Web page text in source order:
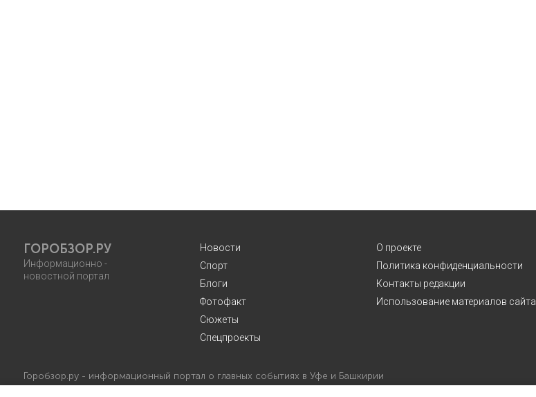
ГОРОБЗОР.РУ
Информационно -
новостной портал
Новости
Спорт
Блоги
Фотофакт
Сюжеты
Спецпроекты
О проекте
Политика конфиденциальности
Контакты редакции
Использование материалов сайта
Горобзор.ру - информационный портал о главных событиях в Уфе и Башкирии